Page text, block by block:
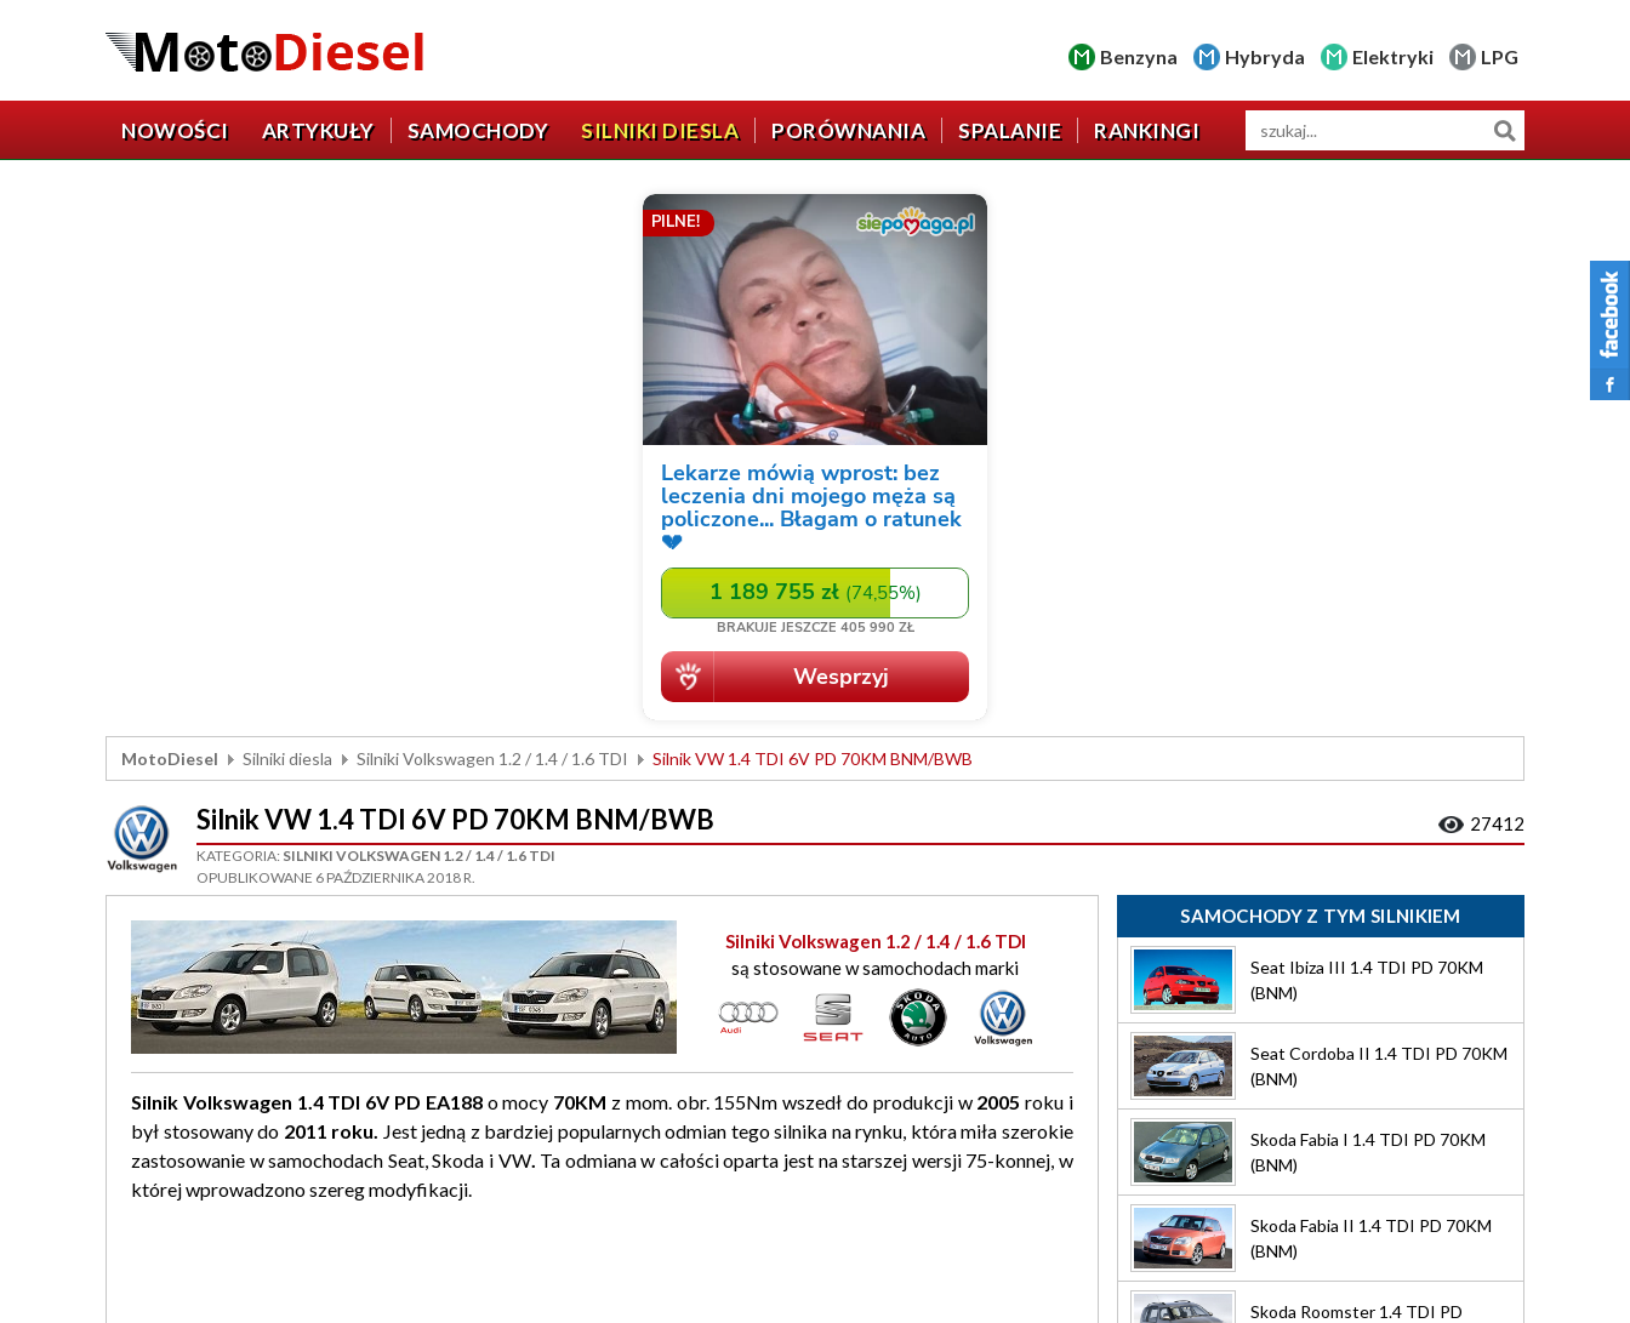
Benzyna Hybryda Elektryki LPG
NOWOŚCI ARTYKUŁY SAMOCHODY SILNIKI DIESLA PORÓWNANIA SPALANIE RANKINGI
MotoDiesel Silniki diesla Silniki Volkswagen 1.2 / 1.4 / 1.6 TDI Silnik VW 1.4 TDI 6V PD 70KM BNM/BWB
Silnik VW 1.4 TDI 6V PD 70KM BNM/BWB 27412
KATEGORIA: SILNIKI VOLKSWAGEN 1.2 / 1.4 / 1.6 TDI
OPUBLIKOWANE 6 PAŹDZIERNIKA 2018 R.
Silniki Volkswagen 1.2 / 1.4 / 1.6 TDI
są stosowane w samochodach marki
Silnik Volkswagen 1.4 TDI 6V PD EA188 o mocy 70KM z mom. obr. 155Nm wszedł do produkcji w2005 roku i
był stosowany do 2011 roku. Jest jedną z bardziej popularnych odmian tego silnika na rynku, która miła szerokie
zastosowanie w samochodach Seat, Skoda i VW. Ta odmiana w całości oparta jest na starszej wersji 75-konnej, w
której wprowadzono szereg modyfikacji.
SAMOCHODY Z TYM SILNIKIEM
Seat Ibiza III 1.4 TDI PD 70KM
(BNM)
Seat Cordoba II 1.4 TDI PD 70KM
(BNM)
Skoda Fabia I 1.4 TDI PD 70KM
(BNM)
Skoda Fabia II 1.4 TDI PD 70KM
(BNM)
Skoda Roomster 1.4 TDI PD